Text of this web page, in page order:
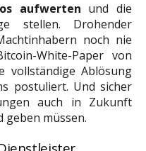
aufwerten und die
stellen. Drohender
noch nie
White-Paper von
vollständige Ablösung
postuliert. Und sicher
auch in Zukunft
geben müssen.